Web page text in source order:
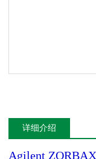
详细介绍
Agilent